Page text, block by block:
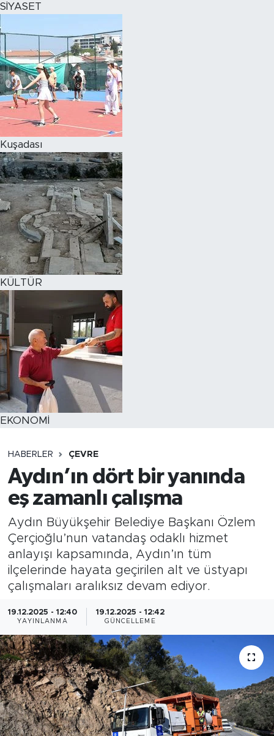
SİYASET
Kuşadası
KÜLTÜR
EKONOMİ
HABERLER ÇEVRE
Aydın’ın dört bir yanında
eş zamanlı çalışma
Aydın Büyükşehir Belediye Başkanı Özlem
Çerçioğlu’nun vatandaş odaklı hizmet
anlayışı kapsamında, Aydın’ın tüm
ilçelerinde hayata geçirilen alt ve üstyapı
çalışmaları aralıksız devam ediyor.
19.12.2025 - 12:40
YAYINLANMA
19.12.2025 - 12:42
GÜNCELLEME